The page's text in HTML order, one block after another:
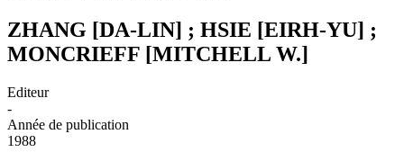
ZHANG [DA-LIN] ; HSIE [EIRH-YU] ;
MONCRIEFF [MITCHELL W.]
Editeur
-
Année de publication
1988